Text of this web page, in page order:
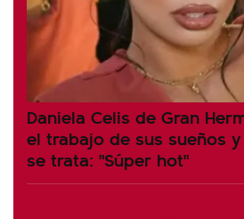
Daniela Celis de Gran
el trabajo de sus sueños
se trata: "Súper hot"